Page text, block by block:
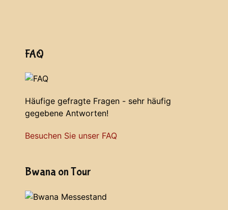
FAQ
Häufige gefragte Fragen - sehr häufig
gegebene Antworten!
Besuchen Sie unser FAQ
Bwana on Tour